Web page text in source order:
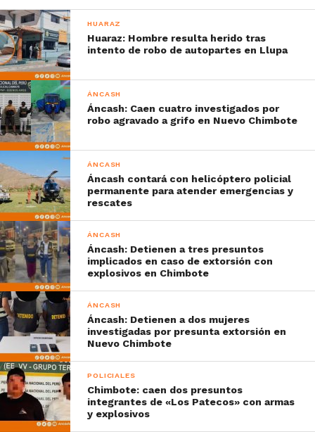
HUARAZ
Huaraz: Hombre resulta herido tras
intento de robo de autopartes en Llupa
ÁNCASH
Áncash: Caen cuatro investigados por
robo agravado a grifo en Nuevo Chimbote
ÁNCASH
Áncash contará con helicóptero policial
permanente para atender emergencias y
rescates
ÁNCASH
Áncash: Detienen a tres presuntos
implicados en caso de extorsión con
explosivos en Chimbote
ÁNCASH
Áncash: Detienen a dos mujeres
investigadas por presunta extorsión en
Nuevo Chimbote
POLICIALES
Chimbote: caen dos presuntos
integrantes de «Los Patecos» con armas
y explosivos